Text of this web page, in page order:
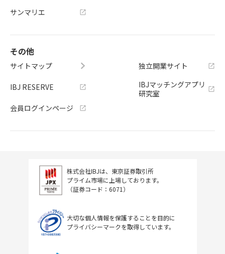
サンマリエ
その他
サイトマップ
IBJ RESERVE
会員ログインページ
独立開業サイト
IBJマッチングアプリ
研究室
株式会社IBJは、東京証券取引所
プライム市場に上場しております。
（証券コード：6071）
大切な個人情報を保護することを目的に
プライバシーマークを取得しています。